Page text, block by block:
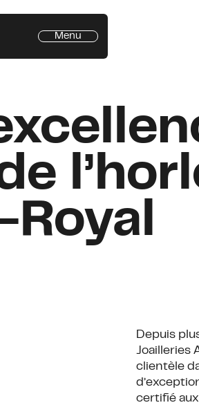
Menu
Royal
Depuis
Joailleries
clientèle
certifié